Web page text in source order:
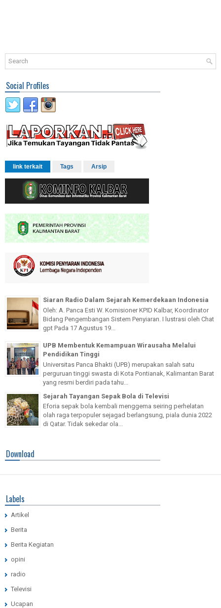
Social Profiles
link terkait Tags Arsip
Siaran Radio Dalam Sejarah Kemerdekaan Indonesia
Oleh: A. Panca Esti W. Komisioner KPID Kalbar, Koordinator
Bidang Pengembangan Sistem Penyiaran. I lustrasi oleh Chat
gpt Pada 17 Agustus 19...
UPB Membentuk Kemampuan Wirausaha Melalui
Pendidikan Tinggi
Universitas Panca Bhakti (UPB) merupakan salah satu
perguruan tinggi swasta di Kota Pontianak, Kalimantan Barat
yang resmi berdiri pada tahu...
Sejarah Tayangan Sepak Bola di Televisi
Eforia sepak bola kembali menggema seiring perhelatan
olah raga terpopuler sejagad berlangsung, piala dunia 2022
di Qatar. Tidak sekedar ola...
Download
Labels
Artikel
Berita
Berita Kegiatan
opini
radio
Televisi
Ucapan